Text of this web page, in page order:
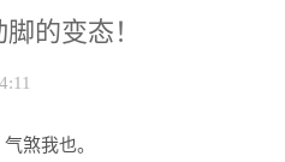
的变态！
煞我也。